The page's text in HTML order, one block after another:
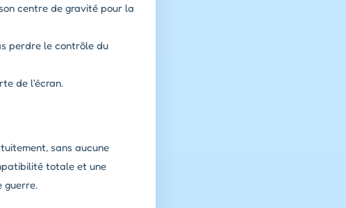
centre de gravité pour la
perdre le contrôle du
de l'écran.
sans aucune
totale et une
guerre.